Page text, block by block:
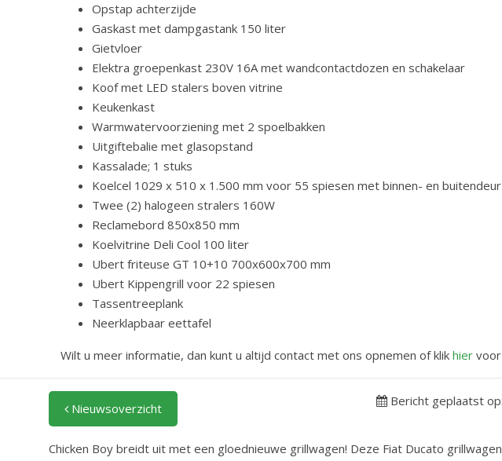
Opstap achterzijde
Gaskast met dampgastank 150 liter
Gietvloer
Elektra groepenkast 230V 16A met wandcontactdozen en schakelaar
Koof met LED stalers boven vitrine
Keukenkast
Warmwatervoorziening met 2 spoelbakken
Uitgiftebalie met glasopstand
Kassalade; 1 stuks
Koelcel 1029 x 510 x 1.500 mm voor 55 spiesen met binnen- en buitendeur
Twee (2) halogeen stralers 160W
Reclamebord 850x850 mm
Koelvitrine Deli Cool 100 liter
Ubert friteuse GT 10+10 700x600x700 mm
Ubert Kippengrill voor 22 spiesen
Tassentreeplank
Neerklapbaar eettafel
Wilt u meer informatie, dan kunt u altijd contact met ons opnemen of klik hier
Nieuwsoverzicht Bericht geplaatst
Chicken Boy breidt uit met een gloednieuwe grillwagen! Deze Fiat Ducato